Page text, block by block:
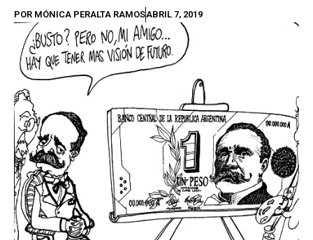
POR MÓNICA PERALTA RAMOSABRIL 7, 2019